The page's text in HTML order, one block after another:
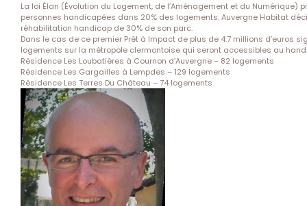
La loi Élan (Évolution du Logement, de l’Aménagement et du Numérique)
personnes handicapées dans 20% des logements. Auvergne Habitat
réhabilitation handicap de 30% de son parc.
Dans le cas de ce premier Prêt à Impact de plus de 4.7 millions d’euros
logements sur la métropole clermontoise qui seront accessibles au
Résidence Les Loubatières à Cournon d’Auvergne – 82 logements
Résidence Les Gargailles à Lempdes – 129 logements
Résidence Les Terres Du Château – 74 logements